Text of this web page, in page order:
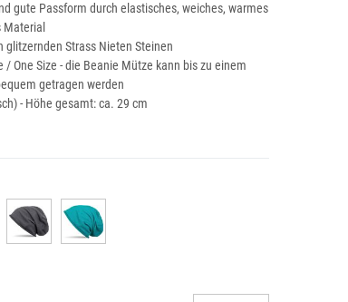
gute Passform durch elastisches, weiches, warmes
Strass Nieten Steinen
/ One Size - die Beanie Mütze kann bis zu einem
getragen werden
- Höhe gesamt: ca. 29 cm